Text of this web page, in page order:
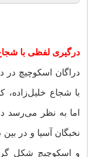
درگیری لفظی با
دراگان اسکوچیچ در
با شجاع خلیل‌زاده،
اما به نظر می‌رسد
نخبگان آسیا و در
و اسکوچیچ شکل